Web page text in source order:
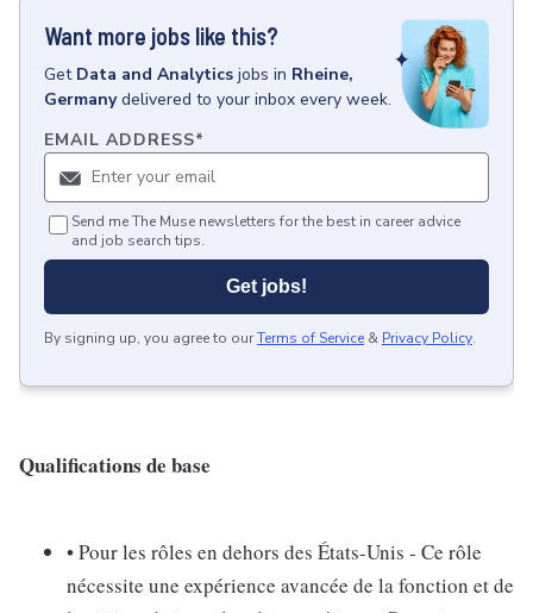
Want more jobs like this?
Get Data and Analytics jobs in Rheine,
Germany delivered to your inbox every week.
EMAIL ADDRESS*
Send me The Muse newsletters for the best in career advice
and job search tips.
Get jobs!
By signing up, you agree to ourTerms of Service & Privacy Policy.
Qualifications de base
• Pour les rôles en dehors des États-Unis - Ce rôle
nécessite une expérience avancée de la fonction et de